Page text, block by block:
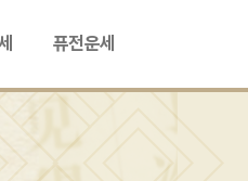
퓨전운세